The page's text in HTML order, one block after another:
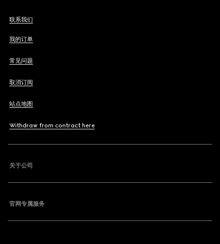
联系我们
我的订单
常见问题
取消订阅
站点地图
Withdraw from contract here
关于公司
官网专属服务